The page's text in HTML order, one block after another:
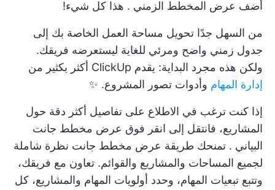
أضف عرض المخطط الزمني . هذا كل شيء!
من السهل جدًا تحويل مساحة العمل الخاصة بك إلى
جدول زمني واضح ومرئي للغاية ليستعرضه فريقك.
ولكن هذه مجرد البداية: يقدم ClickUp أكثر بكثير من
إدارة المهام وأدوات تصور المشروع. ✨
إذا كنت ترغب في الاطلاع على تفاصيل أكثر دقة حول
المشاريع، فانتقل إلى انقر فوق عرض مخطط جانت
البياني . تمنحك طريقة عرض مخطط جانت نظرة شاملة
لجميع المساحات والمشاريع والقوائم. تعاون مع فريقك،
وتتبع تبعيات المهام، وحدد أولويات المهام والمشاريع، كل